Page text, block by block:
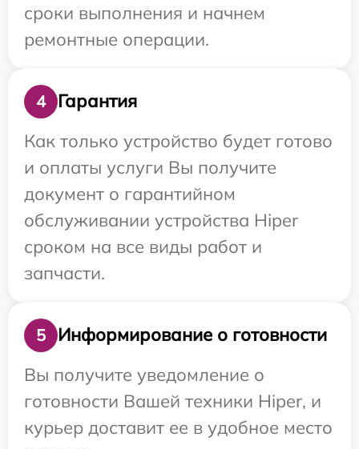
сроки выполнения и начнем
ремонтные операции.
4
Гарантия
Как только устройство будет готово
и оплаты услуги Вы получите
документ о гарантийном
обслуживании устройства Hiper
сроком на все виды работ и
запчасти.
5
Информирование о готовности
Вы получите уведомление о
готовности Вашей техники Hiper, и
курьер доставит ее в удобное место